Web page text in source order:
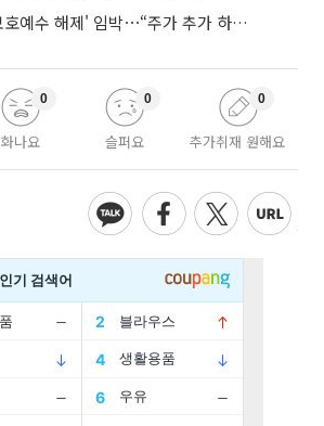
스페이스X 1차 '보호예수 해제' 임박⋯“주가 추가 하락 가능성”
화나요
0
슬퍼요
0
추가취재 원해요
0